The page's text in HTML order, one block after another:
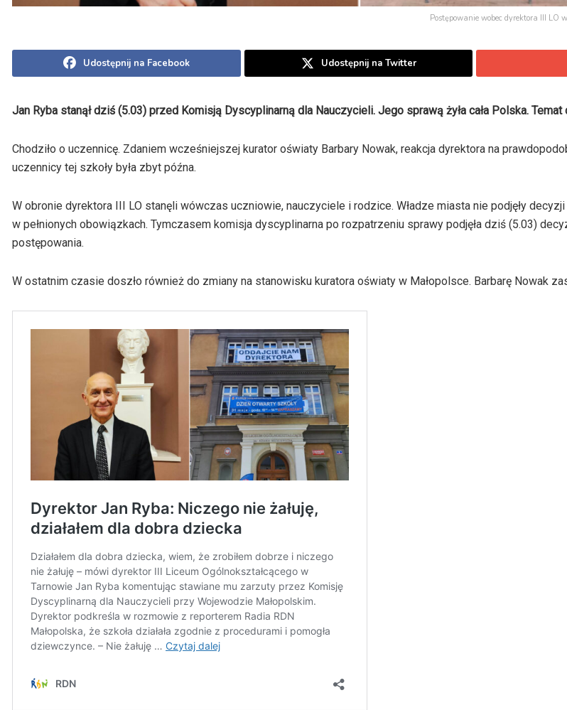
Postępowanie wobec dyrektora III LO
Udostępnij na Facebook Udostępnij na Twitter
Jan Ryba stanął dziś (5.03) przed Komisją Dyscyplinarną dla Nauczycieli. Jego sprawą żyła cała Polska.
Chodziło o uczennicę. Zdaniem wcześniejszej kurator oświaty Barbary Nowak, reakcja dyrektora na
uczennicy tej szkoły była zbyt późna.
W obronie dyrektora III LO stanęli wówczas uczniowie, nauczyciele i rodzice. Władze miasta nie podjęły
w pełnionych obowiązkach. Tymczasem komisja dyscyplinarna po rozpatrzeniu sprawy podjęła dziś (5.03)
postępowania.
W ostatnim czasie doszło również do zmiany na stanowisku kuratora oświaty w Małopolsce. Barbarę Nowak